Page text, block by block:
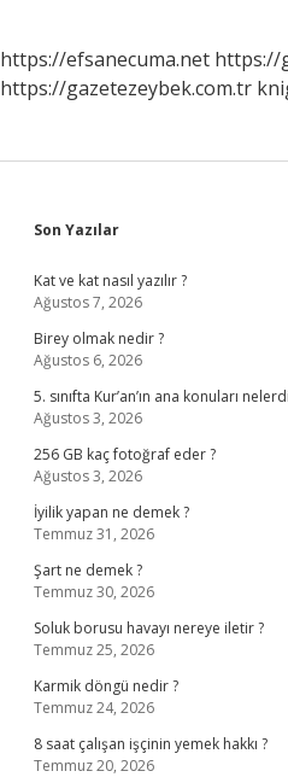
https://efsanecuma.net https://
https://gazetezeybek.com.tr
Sidebar
Son Yazılar
Kat ve kat nasıl yazılır ?
Ağustos 7, 2026
Birey olmak nedir ?
Ağustos 6, 2026
5. sınıfta Kur’an’ın ana konuları
Ağustos 3, 2026
256 GB kaç fotoğraf eder ?
Ağustos 3, 2026
İyilik yapan ne demek ?
Temmuz 31, 2026
Şart ne demek ?
Temmuz 30, 2026
Soluk borusu havayı nereye iletir ?
Temmuz 25, 2026
Karmik döngü nedir ?
Temmuz 24, 2026
8 saat çalışan işçinin yemek hakkı ?
Temmuz 20, 2026